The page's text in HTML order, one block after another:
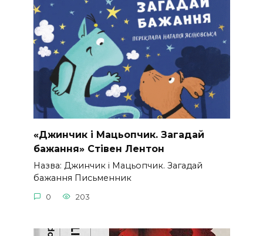
«Джинчик і Мацьопчик. Загадай
бажання» Стівен Лентон
Назва: Джинчик і Мацьопчик. Загадай
бажання Письменник
0 203